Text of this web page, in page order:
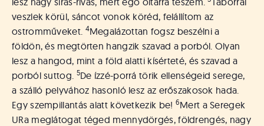
k
e
-
L
a
p
j
a
veszlek körül, sáncot vonok köréd, felállítom az
ostromműveket. 4Megalázottan fogsz beszélni a
földön, és megtörten hangzik szavad a porból. Olyan
lesz a hangod, mint a föld alatti kísérteté, és szavad a
porból suttog. 5De ízzé-porrá törik ellenségeid serege,
a szálló pelyvához hasonló lesz az erőszakosok hada.
Egy szempillantás alatt következik be! 6Mert a Seregek
URa meglátogat téged mennydörgés, földrengés, nagy